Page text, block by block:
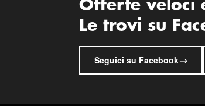
Offerte veloci
Le trovi su
Seguici su Facebook→